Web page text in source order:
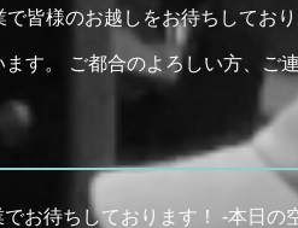
皆様のお越しをお待ちしてお
す。 ご都合のよろしい方、ご
お待ちしております！ -本日の